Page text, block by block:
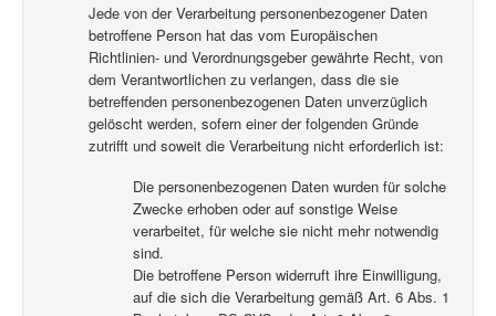
Jede von der Verarbeitung personenbezogener Daten
betroffene Person hat das vom Europäischen
Richtlinien- und Verordnungsgeber gewährte Recht, von
dem Verantwortlichen zu verlangen, dass die sie
betreffenden personenbezogenen Daten unverzüglich
gelöscht werden, sofern einer der folgenden Gründe
zutrifft und soweit die Verarbeitung nicht erforderlich ist:
Die personenbezogenen Daten wurden für solche
Zwecke erhoben oder auf sonstige Weise
verarbeitet, für welche sie nicht mehr notwendig
sind.
Die betroffene Person widerruft ihre Einwilligung,
auf die sich die Verarbeitung gemäß Art. 6 Abs. 1